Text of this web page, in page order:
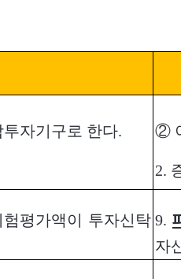
자기구로 한다. ②
2.
평가액이 투자신탁 9.
자